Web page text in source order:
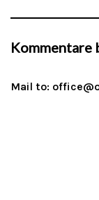
Kommentare
Mail to: